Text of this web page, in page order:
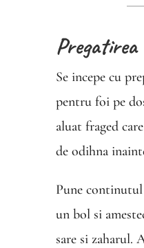
Se incepe cu
pentru foi pe
aluat fraged
de odihna
Pune
un bol si
sare si zaharul.